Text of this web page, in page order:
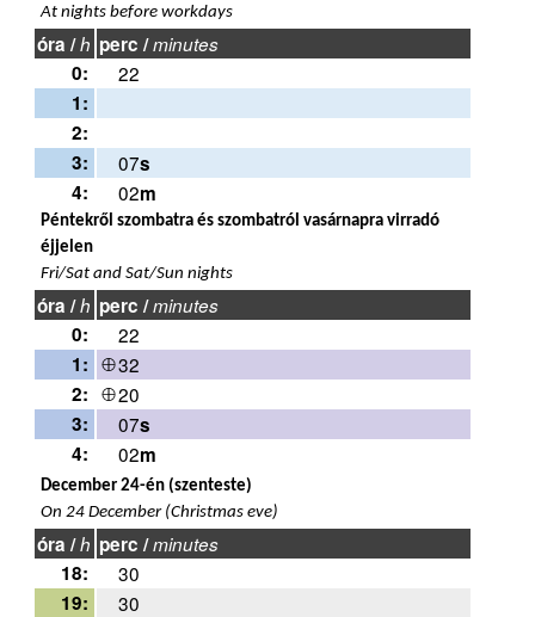
At nights before workdays
óra /h perc /minutes
0:
22
1:
2:
3:
07s
4:
02m
Péntekről szombatra és szombatról vasárnapra virradó
éjjelen
Fri/Sat and Sat/Sun nights
óra /h perc /minutes
0:
22
1:
32
2:
20
3:
07s
4:
02m
December 24-én (szenteste)
On 24 December (Christmas eve)
óra /h perc /minutes
18:
30
19:
30